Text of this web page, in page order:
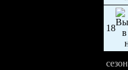
18
сезон